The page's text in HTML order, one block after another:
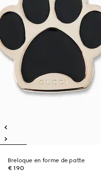
Breloque en forme de patte
€ 190